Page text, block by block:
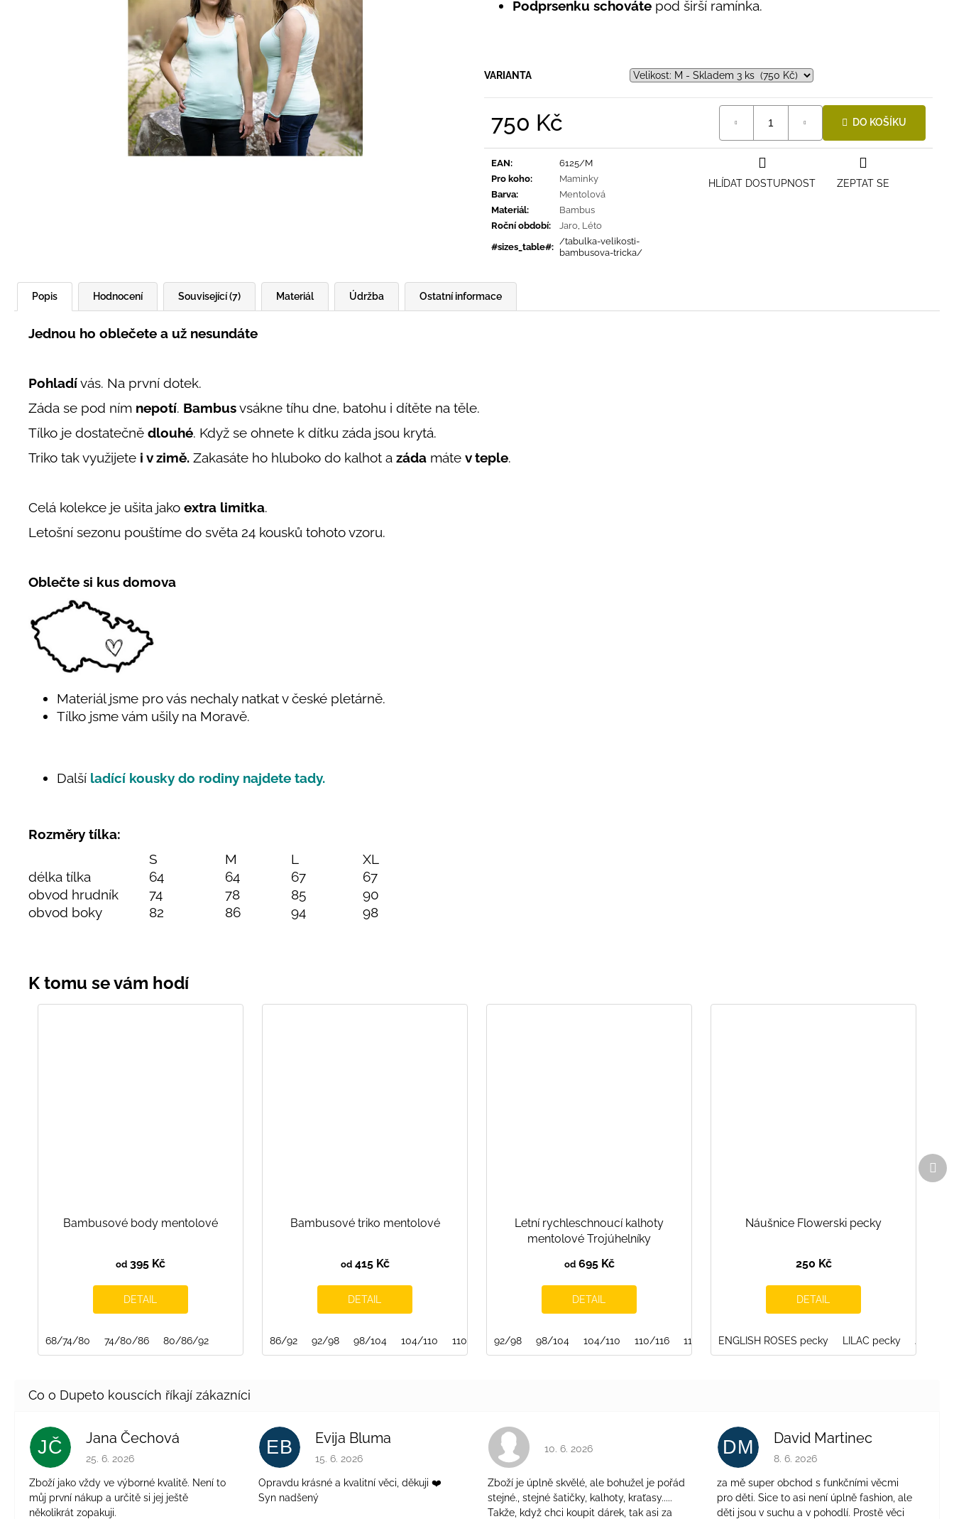
Podprsenku schováte pod širší ramínka.
VARIANTA
750 Kč DO KOŠÍKU
EAN:
6125/M
Pro koho:
Maminky
Barva:
Mentolová
Materiál:
Bambus
Roční období: Jaro Léto
#sizes_table#:
/tabulka-velikosti-
bambusova-tricka/
ZEPTAT SE
HLÍDAT DOSTUPNOST
Popis Hodnocení Související (7) Ostatní informace
Materiál Údržba
Jednou ho oblečete a už nesundáte
Pohladívás. Na první dotek.
Záda se pod ním nepotí. Bambusvsákne tíhu dne, batohu i dítěte na těle.
Tílko je dostatečně dlouhé. Když se ohnete k dítku záda jsou krytá.
Triko tak využijete i v zimě. Zakasáte ho hluboko do kalhot a záda máte v teple.
Celá kolekce je ušita jako extra limitka.
Letošní sezonu pouštíme do světa 24 kousků tohoto vzoru.
Oblečte si kus domova
Materiál jsme pro vás nechaly natkat v české pletárně.
Tílko jsme vám ušily na Moravě.
Další ladící kousky do rodiny najdete tady.
Rozměry tílka:
S
M L
XL
délka tílka
64 64 67
67
obvod hrudník
74 78 85
90
obvod boky
82 86 94 98
Bambusové body mentolové
od 395 Kč
DETAIL
68/74/80 74/80/86 80/86/92
Bambusové triko mentolové
od415 Kč
DETAIL
86/92 92/98 98/104 104/110 110/116 116/122 140/146 146/152 152/158
Letní rychleschnoucí kalhoty
mentolové Trojúhelníky
od695 Kč
DETAIL
92/98 98/104 104/110 110/116 116/122
Náušnice Flowerski pecky
250 Kč
DETAIL
ENGLISH ROSES pecky LILAC pecky JEANS
JČ Jana Čechová
Hodnocení obchodu je 5 z 5 hvězdiček.
25. 6. 2026
Zboží jako vždy ve výborné kvalitě. Není to
můj první nákup a určitě si jej ještě
několikrát zopakuji.
EB Evija Bluma
Hodnocení obchodu je 5 z 5 hvězdiček.
15. 6. 2026
Opravdu krásné a kvalitní věci, děkuji ❤️
Syn nadšený
Hodnocení obchodu je 4 z 5 hvězdiček.
10. 6. 2026
Zboží je úplně skvělé, ale bohužel je pořád
stejné., stejné šatičky, kalhoty, kraťasy.....
Takže, když chci koupit dárek, tak asi za
DM David Martinec
Hodnocení obchodu je 5 z 5 hvězdiček.
8. 6. 2026
za mě super obchod s funkčními věcmi
pro děti. Sice to asi není úplně fashion, ale
děti jsou v suchu a v pohodlí. Prostě věci
395 Kč